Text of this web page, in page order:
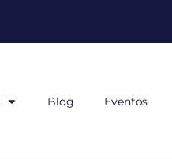
Blog Eventos